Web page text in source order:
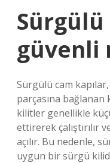
Sürgülü
güvenli
Sürgülü cam
parçasına bağlanan
kilitler genellikle
ettirerek çalıştırılır
açılır. Bu nedenle,
uygun bir sürgü